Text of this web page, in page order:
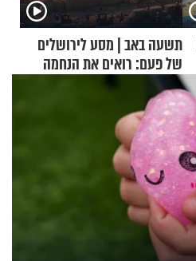
תשעה באב | מסע לירושלים
של פעם: רואים את הנחמה